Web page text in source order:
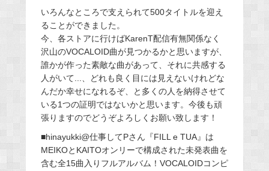
いろんなところで支えられて500タイトルを迎え
ることができました。
今、各ストアに行けばKarenT配信有無関係なく
沢山のVOCALOID曲が見つかるかと思いますが、
誰かが作った素敵な曲があって、それに共感する
人がいて...、どれも良く目には見えないけれどな
んだか幸せになれるぞ、と多くの人を納得させて
いる1つの証明ではないかと思います。今後も頑
張りますのでどうぞよろしくお願い致します！
■hinayukki@仕事してPさん『FILL e TUA』は
MEIKOとKAITOオンリーで構成された未発表曲を
含む全15曲入りフルアルバム！VOCALOIDコンピ